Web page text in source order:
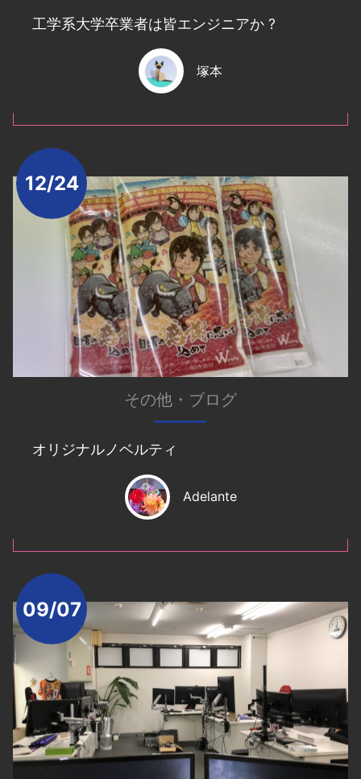
工学系大学卒業者は皆エンジニアか ?
塚本
12/24
その他 ・ ブログ
オリジナルノベルティ
Adelante
09/07